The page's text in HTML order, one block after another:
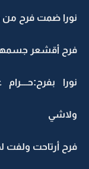
نورا ضمت فرح من
فرح أقشعر
نورا
ولاشي
فرح أرتاحت ولفت